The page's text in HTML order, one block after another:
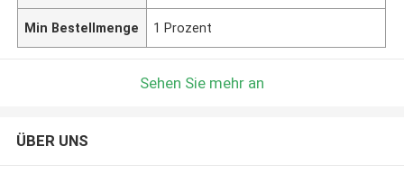
Min Bestellmenge 1 Prozent
Sehen Sie mehr an
ÜBER UNS